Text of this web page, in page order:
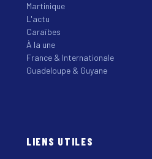
Martinique
L'actu
Caraïbes
À la une
France & Internationale
Guadeloupe & Guyane
LIENS UTILES